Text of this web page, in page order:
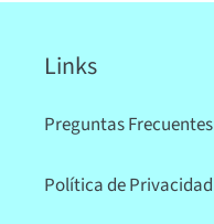
Links
Preguntas Frecuentes
Política de Privacidad